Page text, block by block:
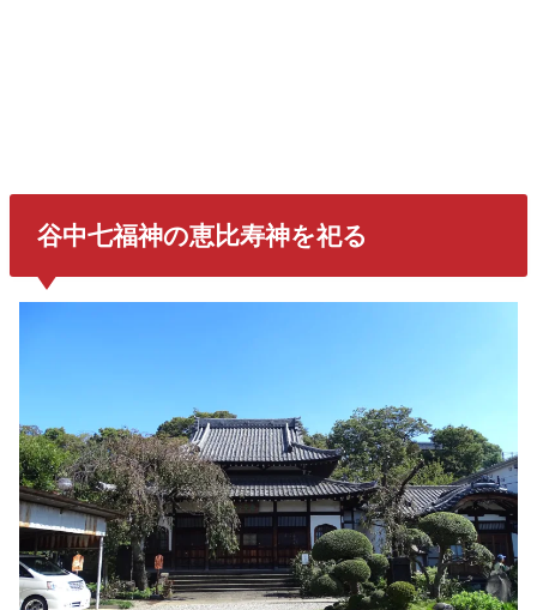
谷中七福神の恵比寿神を祀る